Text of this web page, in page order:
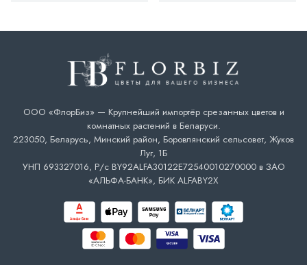
ООО «ФлорБиз» — Крупнейший импортёр срезанных цветов и
комнатных растений в Беларуси.
223050, Беларусь, Минский район, Боровлянский сельсовет, Жуков
Луг, 1Б
УНП 693327016, Р/с BY92ALFA30122E72540010270000 в ЗАО
«АЛЬФА-БАНК», БИК ALFABY2X